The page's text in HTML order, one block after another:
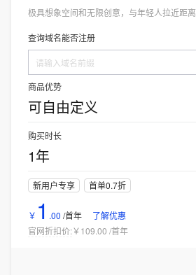
极具想象空间和无限创意，与年轻人拉近距离
查询域名能否注册
商品优势
可自由定义
购买时长
1年
新用户专享 首单0.7折
￥ 1 .00 /首年
了解优惠
官网折扣价:￥109.00 /首年